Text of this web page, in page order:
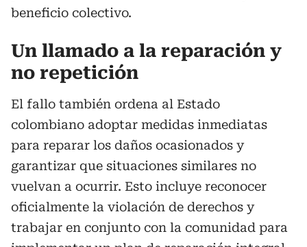
beneficio colectivo.
Un llamado a la reparación y
no repetición
El fallo también ordena al Estado
colombiano adoptar medidas inmediatas
para reparar los daños ocasionados y
garantizar que situaciones similares no
vuelvan a ocurrir. Esto incluye reconocer
oficialmente la violación de derechos y
trabajar en conjunto con la comunidad para